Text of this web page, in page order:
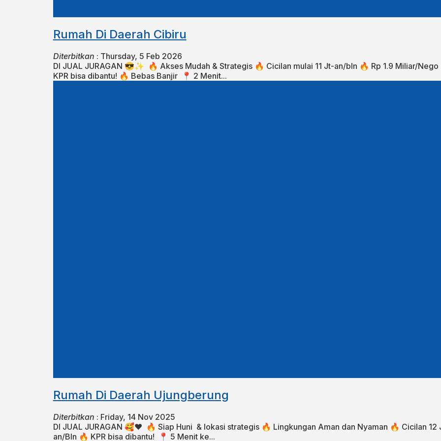
Rumah Di Daerah Cibiru
Diterbitkan : Thursday, 5 Feb 2026
DI JUAL JURAGAN 😎✨⁣⁣⁣⁣⁣⁣⁣⁣⁣⁣⁣ ⁣ 🔥 Akses Mudah & Strategis⁣ 🔥 Cicilan mulai 11 Jt-an/bln⁣ 🔥 Rp 1.9 Miliar/
KPR bisa dibantu!⁣⁣⁣⁣⁣⁣ 🔥 Bebas Banjir⁣⁣⁣ ⁣ ⁣⁣📍 2 Menit...
Rumah Di Daerah Ujungberung
Diterbitkan : Friday, 14 Nov 2025
DI JUAL JURAGAN 🥰❤️ ⁣⁣⁣ 🔥 Siap Huni ⁣⁣⁣⁣⁣⁣ & lokasi strategis⁣⁣ 🔥 Lingkungan Aman dan Nyaman⁣ 🔥 Cicilan 12
an/Bln 🔥 KPR bisa dibantu!⁣⁣⁣⁣⁣⁣⁣⁣⁣⁣⁣⁣⁣ ⁣⁣⁣ 📍 5 Menit ke...